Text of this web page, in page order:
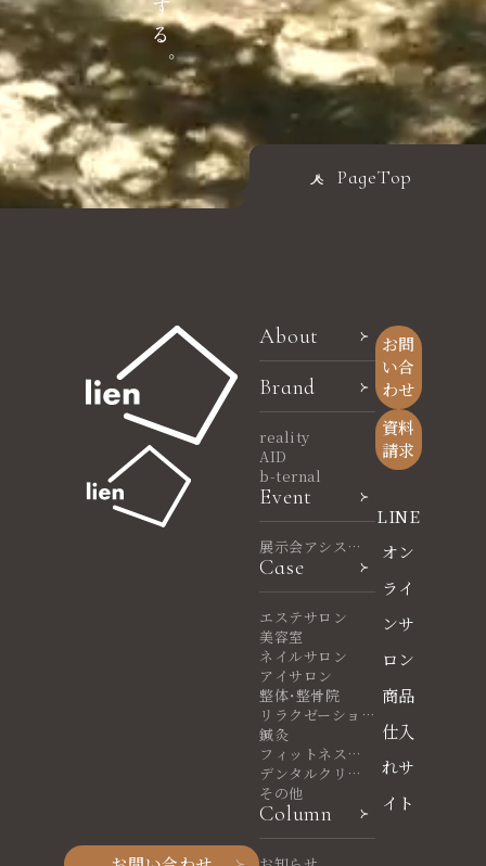
PageTop
About
Brand
reality
AID
b-ternal
Event
展示会アシスタ
ント
Case
エステサロン
美容室
ネイルサロン
アイサロン
整体・整骨院
リラクゼーショ
ンサロン
鍼灸
フィットネスヨ
ガ
デンタルクリニ
ック
その他
Column
お問
い合
わせ
資料
請求
LINE
オン
ライ
ンサ
ロン
商品
仕入
れサ
イト